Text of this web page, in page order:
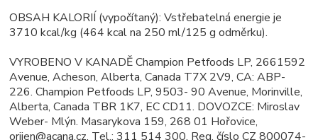
OBSAH KALORIÍ (vypočítaný): Vstřebatelná energie je
3710 kcal/kg (464 kcal na 250 ml/125 g odměrku).
VYROBENO V KANADĚ Champion Petfoods LP, 2661592
Avenue, Acheson, Alberta, Canada T7X 2V9, CA: ABP-
226. Champion Petfoods LP, 9503- 90 Avenue, Morinville,
Alberta, Canada TBR 1K7, EC CD11. DOVOZCE: Miroslav
Weber- Mlýn. Masarykova 159, 268 01 Hořovice,
orijen@acana.cz, Tel.: 311 514 300, Reg. číslo CZ 800074-